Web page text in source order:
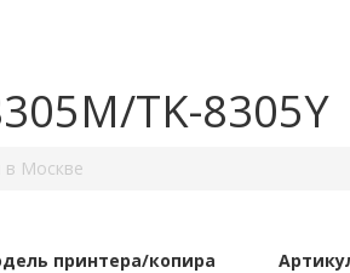
TK-8305Y
в Москве
принтера/копира